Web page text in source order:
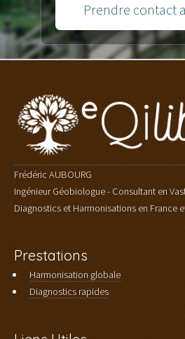
Prendre contact
Frédéric AUBOURG
Ingénieur Géobiologue - Consultant en
Diagnostics et Harmonisations en France
Prestations
Harmonisation globale
Diagnostics rapides